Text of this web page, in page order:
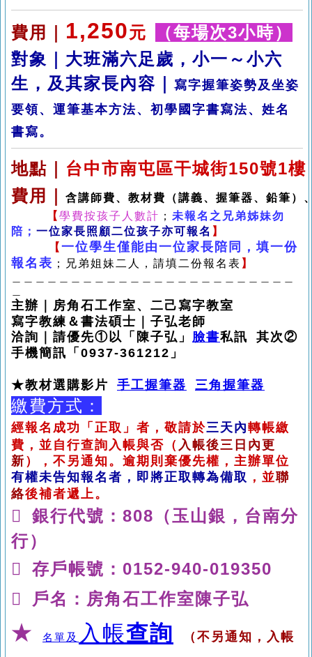
費用｜ 1,250元
（每場次3小時）
對象｜大班滿六足歲，小一～小六
生，及其家長內容｜寫字握筆姿勢及坐姿
要領、運筆基本方法、初學國字書寫法、姓名
書寫。
地點｜ 台中市南屯區干城街150號1樓
費用｜
含講師費、教材費（講義、握筆器、鉛筆）
【 學費按孩子人數計 ； 未報名之兄弟姊妹勿
陪； 一位家長照顧二位孩子亦可報名 】
【 一位學生僅能由一位家長陪同，填一份
報名表 ；兄弟姐妹二人，請填二份報名表 】
主辦｜房角石工作室、 二己寫字教室
寫字教練＆書法碩士｜子弘老師
洽詢｜ 請優先①以「陳子弘」 臉書私訊 其次②
手機簡訊「 0937-361212」
★教材選購影片 手工握筆器 三角握筆器
繳費方式：
經報名成功「正取」者，敬請於三天內轉帳繳
費， 並自行查詢入帳與否 （ 入帳後三日內更
新 ） ，不另通知。 逾期則棄優先權，主辦單位
有權未告知報名者，即將正取轉為備取 ，並聯
絡後補者遞上。
 銀行代號： 808 （玉山銀，台南分
行）
 存戶帳號： 0152-940-019350

戶名：房角石工作室陳子弘
★ 名單 及 入帳查詢
（不另通知，入帳